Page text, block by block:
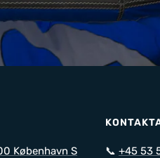
København S 📞 +45 53